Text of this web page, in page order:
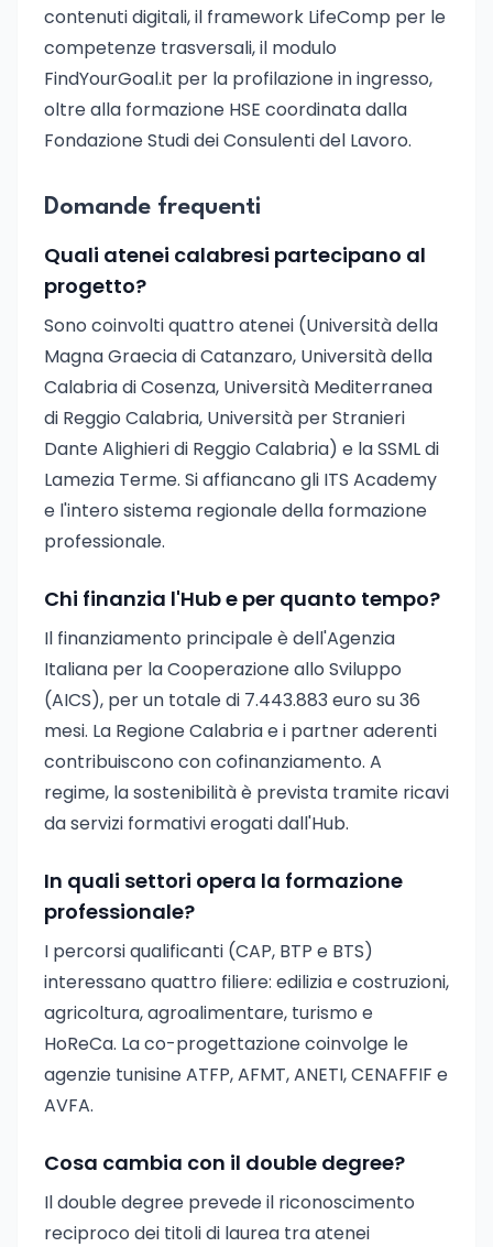
contenuti digitali, il framework LifeComp per le
competenze trasversali, il modulo
FindYourGoal.it per la profilazione in ingresso,
oltre alla formazione HSE coordinata dalla
Fondazione Studi dei Consulenti del Lavoro.
Domande frequenti
Quali atenei calabresi partecipano al
progetto?
Sono coinvolti quattro atenei (Università della
Magna Graecia di Catanzaro, Università della
Calabria di Cosenza, Università Mediterranea
di Reggio Calabria, Università per Stranieri
Dante Alighieri di Reggio Calabria) e la SSML di
Lamezia Terme. Si affiancano gli ITS Academy
e l'intero sistema regionale della formazione
professionale.
Chi finanzia l'Hub e per quanto tempo?
Il finanziamento principale è dell'Agenzia
Italiana per la Cooperazione allo Sviluppo
(AICS), per un totale di 7.443.883 euro su 36
mesi. La Regione Calabria e i partner aderenti
contribuiscono con cofinanziamento. A
regime, la sostenibilità è prevista tramite ricavi
da servizi formativi erogati dall'Hub.
In quali settori opera la formazione
professionale?
I percorsi qualificanti (CAP, BTP e BTS)
interessano quattro filiere: edilizia e costruzioni,
agricoltura, agroalimentare, turismo e
HoReCa. La co-progettazione coinvolge le
agenzie tunisine ATFP, AFMT, ANETI, CENAFFIF e
AVFA.
Cosa cambia con il double degree?
Il double degree prevede il riconoscimento
reciproco dei titoli di laurea tra atenei